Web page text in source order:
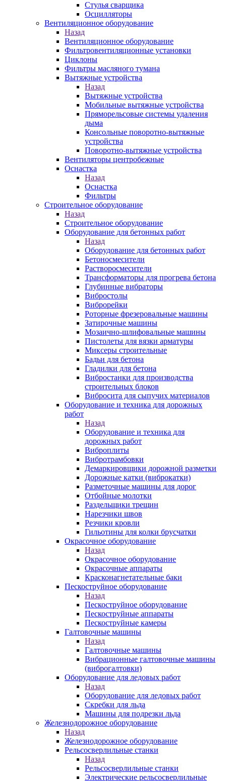
Стулья сварщика
Осцилляторы
Вентиляционное оборудование
Назад
Вентиляционное оборудование
Фильтровентиляционные установки
Циклоны
Фильтры масляного тумана
Вытяжные устройства
Назад
Вытяжные устройства
Мобильные вытяжные устройства
Пряморельсовые системы удаления
дыма
Консольные поворотно-вытяжные
устройства
Поворотно-вытяжные устройства
Вентиляторы центробежные
Оснастка
Назад
Оснастка
Фильтры
Строительное оборудование
Назад
Строительное оборудование
Оборудование для бетонных работ
Назад
Оборудование для бетонных работ
Бетоносмесители
Растворосмесители
Трансформаторы для прогрева бетона
Глубинные вибраторы
Вибростолы
Виброрейки
Роторные фрезеровальные машины
Затирочные машины
Мозаично-шлифовальные машины
Пистолеты для вязки арматуры
Миксеры строительные
Бадьи для бетона
Гладилки для бетона
Вибростанки для производства
строительных блоков
Вибросита для сыпучих материалов
Оборудование и техника для дорожных
работ
Назад
Оборудование и техника для
дорожных работ
Виброплиты
Вибротрамбовки
Демаркировщики дорожной разметки
Дорожные катки (виброкатки)
Разметочные машины для дорог
Отбойные молотки
Раздельщики трещин
Нарезчики швов
Резчики кровли
Гильотины для колки брусчатки
Окрасочное оборудование
Назад
Окрасочное оборудование
Окрасочные аппараты
Красконагнетательные баки
Пескоструйное оборудование
Назад
Пескоструйное оборудование
Пескоструйные аппараты
Пескоструйные камеры
Галтовочные машины
Назад
Галтовочные машины
Вибрационные галтовочные машины
(виброгалтовки)
Оборудование для ледовых работ
Назад
Оборудование для ледовых работ
Скребки для льда
Машины для подрезки льда
Железнодорожное оборудование
Назад
Железнодорожное оборудование
Рельсосверлильные станки
Назад
Рельсосверлильные станки
Электрические рельсосверлильные